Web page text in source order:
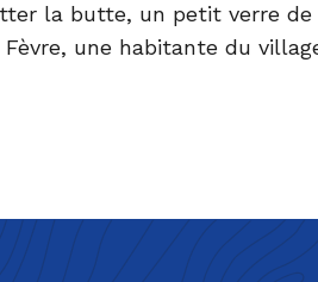
la butte, un petit verre de
une habitante du